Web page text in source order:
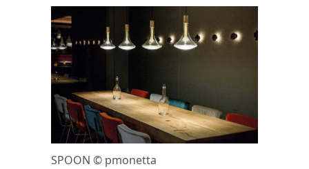
SPOON © pmonetta